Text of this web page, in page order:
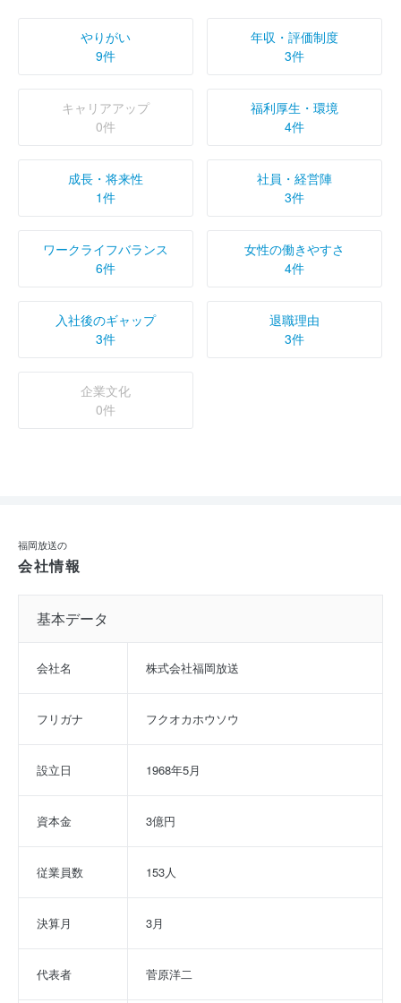
やりがい
9件
年収・評価制度
3件
キャリアアップ
0件
福利厚生・環境
4件
成長・将来性
1件
社員・経営陣
3件
ワークライフバランス
6件
女性の働きやすさ
4件
入社後のギャップ
3件
退職理由
3件
企業文化
0件
福岡放送の
会社情報
基本データ
会社名 株式会社福岡放送
フリガナ フクオカホウソウ
設立日 1968年5月
資本金 3億円
従業員数 153人
決算月 3月
代表者 菅原洋二